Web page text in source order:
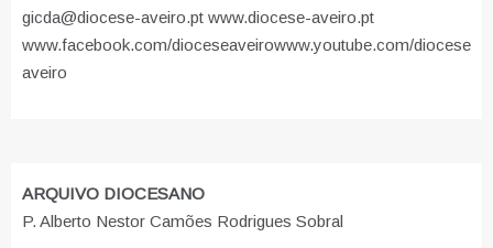
gicda@diocese-aveiro.pt www.diocese-aveiro.pt
www.facebook.com/dioceseaveirowww.youtube.com/diocese
aveiro
ARQUIVO DIOCESANO
P. Alberto Nestor Camões Rodrigues Sobral